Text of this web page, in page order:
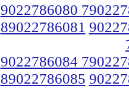
9022786080
89022786081
9022786084
89022786085